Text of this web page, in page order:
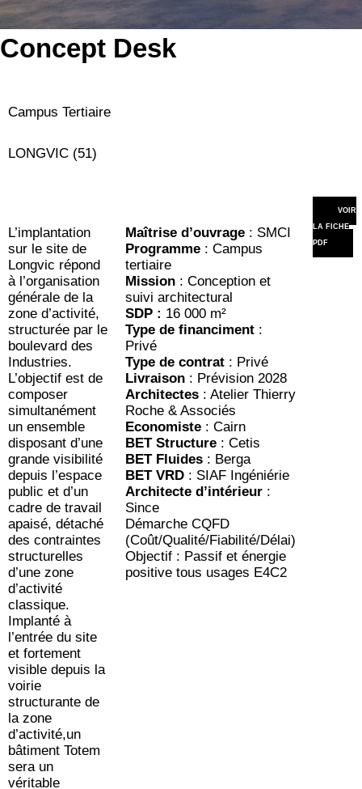
Concept Desk
Campus Tertiaire
LONGVIC (51)
L’implantation
sur le site de
Longvic répond
à l’organisation
générale de la
zone d’activité,
structurée par le
boulevard des
Industries.
L’objectif est de
composer
simultanément
un ensemble
disposant d’une
grande visibilité
depuis l’espace
public et d’un
cadre de travail
apaisé, détaché
des contraintes
structurelles
d’une zone
d’activité
classique.
Implanté à
l’entrée du site
et fortement
visible depuis la
voirie
structurante de
la zone
d’activité,un
bâtiment Totem
sera un
véritable
Maîtrise d’ouvrage : SMCI
Programme : Campus
tertiaire
Mission : Conception et
suivi architectural
SDP : 16 000 m²
Type de financiment :
Privé
Type de contrat : Privé
Livraison : Prévision 2028
Architectes : Atelier Thierry
Roche & Associés
Economiste : Cairn
BET Structure : Cetis
BET Fluides : Berga
BET VRD : SIAF Ingéniérie
Architecte d’intérieur :
Since
Démarche CQFD
(Coût/Qualité/Fiabilité/Délai)
Objectif : Passif et énergie
positive tous usages E4C2
VOIR
LA FICHE
PDF